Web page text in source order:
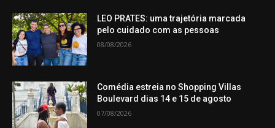
LEO PRATES: uma trajetória marcada
pelo cuidado com as pessoas
08/08/2026
Comédia estreia no Shopping Villas
Boulevard dias 14 e 15 de agosto
07/08/2026